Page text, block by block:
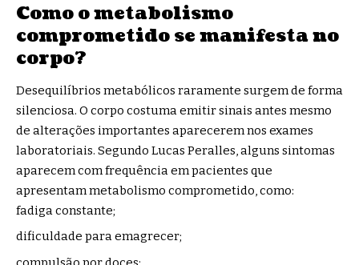
Como o metabolismo
comprometido se manifesta no
corpo?
Desequilíbrios metabólicos raramente surgem de forma
silenciosa. O corpo costuma emitir sinais antes mesmo
de alterações importantes aparecerem nos exames
laboratoriais. Segundo Lucas Peralles, alguns sintomas
aparecem com frequência em pacientes que
apresentam metabolismo comprometido, como:
fadiga constante;
dificuldade para emagrecer;